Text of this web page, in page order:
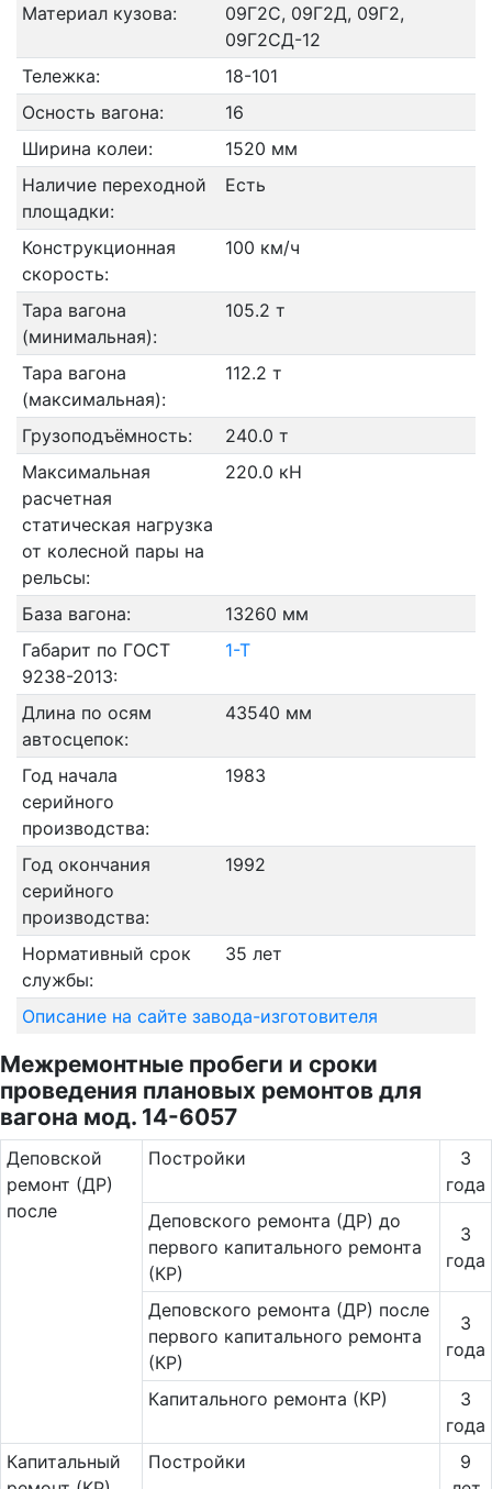
Материал кузова:
09Г2С, 09Г2Д, 09Г2,
09Г2СД-12
Тележка:
18-101
Осность вагона:
16
Ширина колеи:
1520 мм
Наличие переходной
площадки:
Есть
Конструкционная
скорость:
100 км/ч
Тара вагона
(минимальная):
105.2 т
Тара вагона
(максимальная):
112.2 т
Грузоподъёмность:
240.0 т
Максимальная
расчетная
статическая нагрузка
от колесной пары на
рельсы:
220.0 кН
База вагона:
13260 мм
Габарит по ГОСТ
9238-2013:
1-Т
Длина по осям
автосцепок:
43540 мм
Год начала
серийного
производства:
1983
Год окончания
серийного
производства:
1992
Нормативный срок
службы:
35 лет
Описание на сайте завода-изготовителя
Межремонтные пробеги и сроки
проведения плановых ремонтов для
вагона мод. 14-6057
Де­повс­кой
ремонт (ДР)
после
Постройки
3
года
Деповского ремонта (ДР) до
первого капитального ремонта
(КР)
3
года
Деповского ремонта (ДР) после
первого капитального ремонта
(КР)
3
года
Капитального ремонта (КР)
3
года
Ка­пи­таль­ный
Постройки
9